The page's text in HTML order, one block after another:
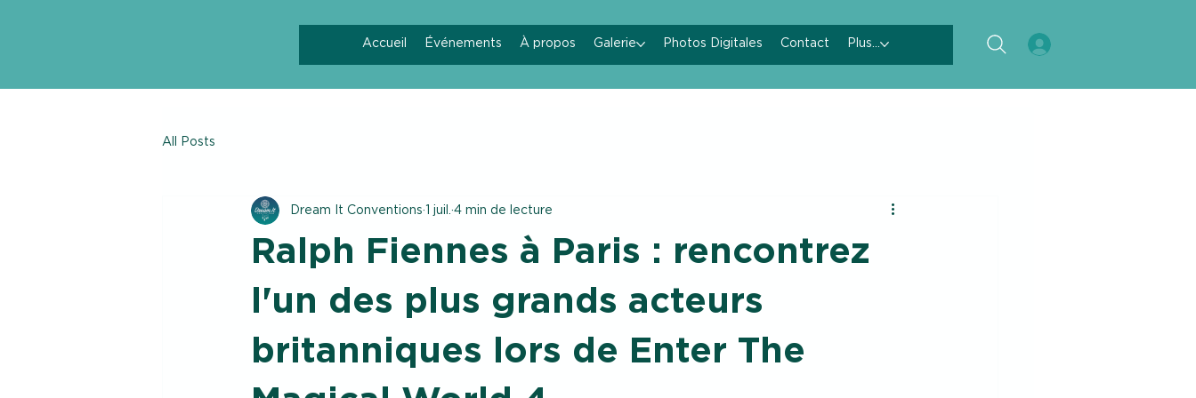
Accueil Événements À propos Galerie Photos Digitales Contact Plus...
All Posts
Ralph Fiennes à Paris : rencontrez
l'un des plus grands acteurs
britanniques lors de Enter The
Dream It Conventions 1 juil. 4 min de lecture